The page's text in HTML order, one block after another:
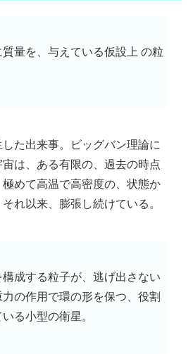
量を、与えている仮設上 の粒
た出来事。ビッグバン理論に
宙は、ある有限の、過去の時点
極めて高温で高密度の、状態か
れ以来、膨張し続けている。
成する粒子が、逃げ出さない
力の作用で環の形を保つ、役割
る小型の衛星。